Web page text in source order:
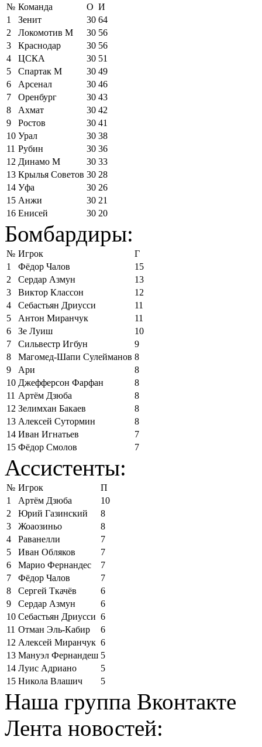
№ Команда О И
1
Зенит 30 64
2
Локомотив М 30 56
3
Краснодар 30 56
4
ЦСКА 30 51
5
Спартак М 30 49
6
Арсенал 30 46
7
Оренбург 30 43
8
Ахмат 30 42
9
Ростов 30 41
10 Урал 30 38
11 Рубин 30 36
12 Динамо М 30 33
13 Крылья Советов 30 28
14 Уфа 30 26
15 Анжи 30 21
16 Енисей 30 20
Бомбардиры:
№ Игрок
Г
1
Фёдор Чалов
15
2
Сердар Азмун
13
3
Виктор Классон
12
4
Себастьян Дриусси
11
5
Антон Миранчук
11
6
Зе Луиш
10
7
Сильвестр Игбун
9
8
Магомед-Шапи Сулейманов 8
9
Ари
8
10 Джефферсон Фарфан
8
11 Артём Дзюба
8
12 Зелимхан Бакаев
8
13 Алексей Сутормин
8
14 Иван Игнатьев
7
15 Фёдор Смолов 7
Ассистенты:
№ Игрок
П
1
Артём Дзюба
10
2
Юрий Газинский
8
3
Жоаозиньо
8
4
Раванелли
7
5
Иван Обляков
7
6
Марио Фернандес
7
7
Фёдор Чалов
7
8
Сергей Ткачёв
6
9
Сердар Азмун
6
10 Себастьян Дриусси 6
11 Отман Эль-Кабир
6
12 Алексей Миранчук 6
13 Мануэл Фернандеш 5
14 Луис Адриано
5
15 Никола Влашич 5
Наша группа Вконтакте
Лента новостей: